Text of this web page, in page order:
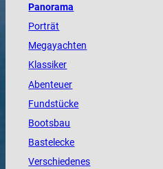
Panorama
Porträt
Megayachten
Klassiker
Abenteuer
Fundstücke
Bootsbau
Bastelecke
Verschiedenes